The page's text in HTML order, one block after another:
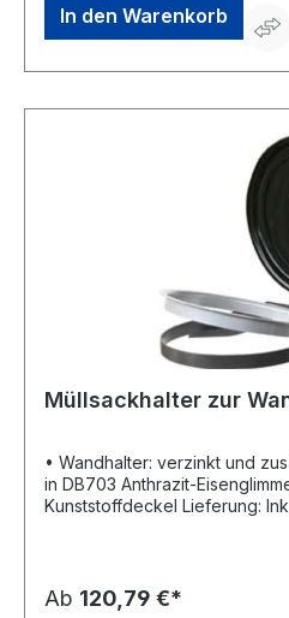
In den Warenkorb
Müllsackhalter zur
• Wandhalter: verzinkt und
in DB703 Anthrazit-Eisenglimmer • Mit Klemmring
Kunststoffdeckel Lieferung: Inklusive Montagematerial
Ab 120,79 €*